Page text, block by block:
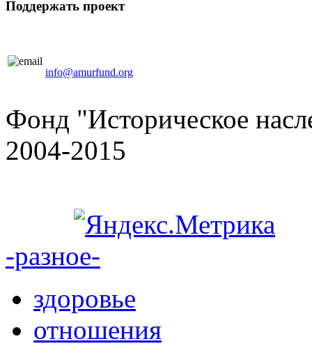
Поддержать проект
info@amurfund.org
Фонд "Историческое
2004-2015
-разное-
здоровье
отношения